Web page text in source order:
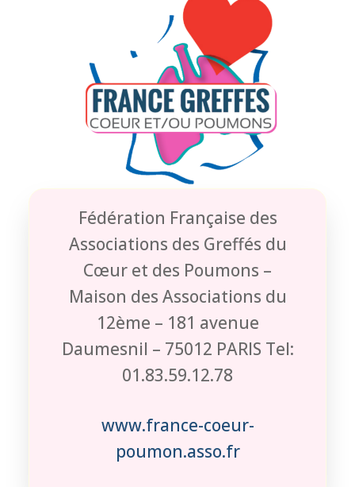
Fédération Française des
Associations des Greffés du
Cœur et des Poumons –
Maison des Associations du
12ème – 181 avenue
Daumesnil – 75012 PARIS Tel:
01.83.59.12.78
www.france-coeur-
poumon.asso.fr